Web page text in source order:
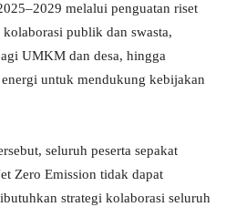
melalui penguatan riset
publik dan swasta,
UMKM dan desa, hingga
untuk mendukung kebijakan
seluruh peserta sepakat
Zero Emission tidak dapat
strategi kolaborasi seluruh